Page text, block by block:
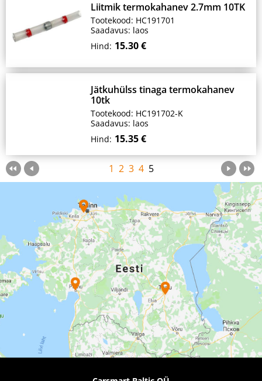
Liitmik termokahanev 2.7mm 10TK
Tootekood: HC191701
Saadavus: laos
Hind: 15.30 €
Jätkuhülss tinaga termokahanev
10tk
Tootekood: HC191702-K
Saadavus: laos
Hind: 15.35 €
1 2 3 4 5